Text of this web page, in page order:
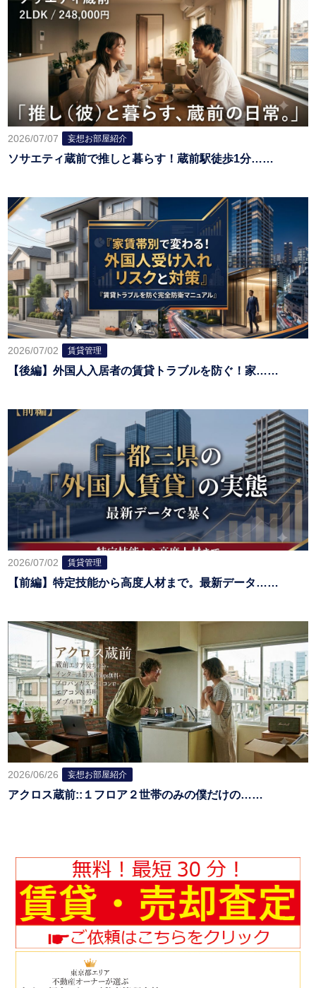
2026/07/07 妄想お部屋紹介
ソサエティ蔵前で推しと暮らす！蔵前駅徒歩1分……
2026/07/02 賃貸管理
【後編】外国人入居者の賃貸トラブルを防ぐ！家……
2026/07/02 賃貸管理
【前編】特定技能から高度人材まで。最新データ……
2026/06/26 妄想お部屋紹介
アクロス蔵前::１フロア２世帯のみの僕だけの……